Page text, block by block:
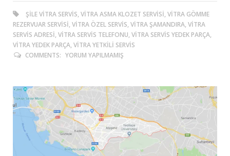
ŞILE VITRA SERVIS, VITRA ASMA KLOZET SERVISI, VITRA GÖMME
REZERVUAR SERVISI, VITRA ÖZEL SERVIS, VITRA ŞAMANDIRA, VITRA
SERVIS ADRESI, VITRA SERVIS TELEFONU, VITRA SERVIS YEDEK PARÇA,
VITRA YEDEK PARÇA, VITRA YETKILI SERVIS
COMMENTS: YORUM YAPILMAMIŞ